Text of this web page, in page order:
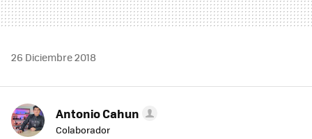
26 Diciembre 2018
Antonio Cahun
Colaborador